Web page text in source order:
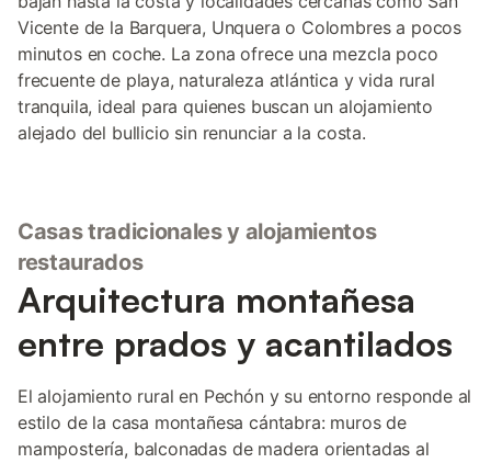
Vicente de la Barquera, Unquera o Colombres a pocos
minutos en coche. La zona ofrece una mezcla poco
frecuente de playa, naturaleza atlántica y vida rural
tranquila, ideal para quienes buscan un alojamiento
alejado del bullicio sin renunciar a la costa.
Casas tradicionales y alojamientos
restaurados
Arquitectura montañesa
entre prados y acantilados
El alojamiento rural en Pechón y su entorno responde al
estilo de la casa montañesa cántabra: muros de
mampostería, balconadas de madera orientadas al